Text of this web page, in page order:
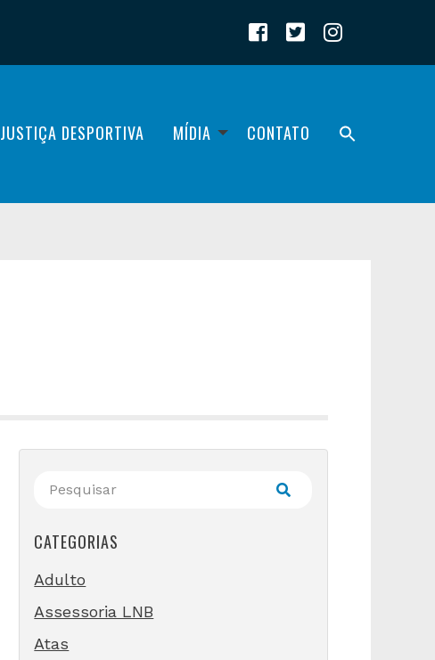
JUSTIÇA DESPORTIVA MÍDIA CONTATO
CATEGORIAS
Adulto
Assessoria LNB
Atas